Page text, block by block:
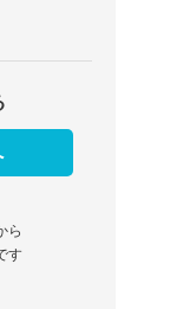
ら
す